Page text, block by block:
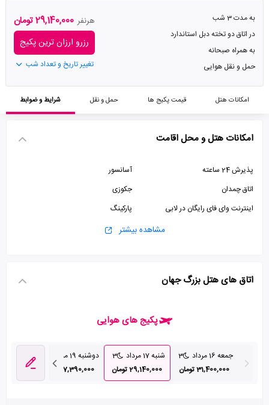
به مدت 3 شب
در اتاق دو تخته دبل استاندارد
به همراه صبحانه
حمل و نقل هوایی
هرنفر 29,140,000 تومان
رزرو ارزان ترین پکیج
تغییر تاریخ و تعداد شب
امکانات هتل قیمت پکیج ها حمل و نقل شرایط و ضوابط
امکانات هتل و محل اقامت
پذیرش 24 ساعته
آسانسور
اتاق چمدان
جکوزی
اینترنت وای فای رایگان در لابی
پارکینگ
مشاهده بیشتر
اتاق های هتل بزرگ جهان
پکیج های هوایی
جمعه 16 مرداد
3
31,400,000 تومان
شنبه 17 مرداد
3
29,140,000 تومان
دوشنبه 19 مرداد
47,390,000 تومان